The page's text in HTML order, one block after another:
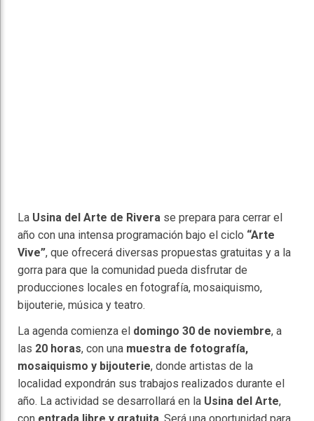
La Usina del Arte de Rivera se prepara para cerrar el
año con una intensa programación bajo el ciclo “Arte
Vive”, que ofrecerá diversas propuestas gratuitas y a la
gorra para que la comunidad pueda disfrutar de
producciones locales en fotografía, mosaiquismo,
bijouterie, música y teatro.
La agenda comienza el domingo 30 de noviembre, a
las 20 horas, con una muestra de fotografía,
mosaiquismo y bijouterie, donde artistas de la
localidad expondrán sus trabajos realizados durante el
año. La actividad se desarrollará en la Usina del Arte,